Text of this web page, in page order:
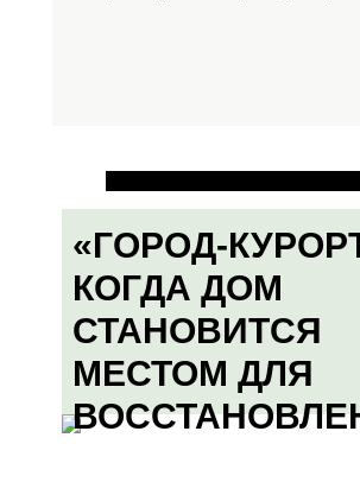
«ГОРОД-
КОГДА ДОМ
СТАНОВИТСЯ
МЕСТОМ ДЛЯ